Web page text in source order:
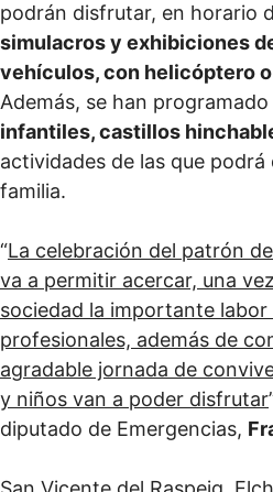
podrán disfrutar, en horario
simulacros y exhibiciones
vehículos, con helicóptero
Además, se han programado
infantiles, castillos
actividades de las que
familia.
“La celebración del patrón
va a permitir acercar, una
sociedad la importante labor
profesionales, además de
agradable jornada de
y niños van a poder disfrutar
diputado de Emergencias,